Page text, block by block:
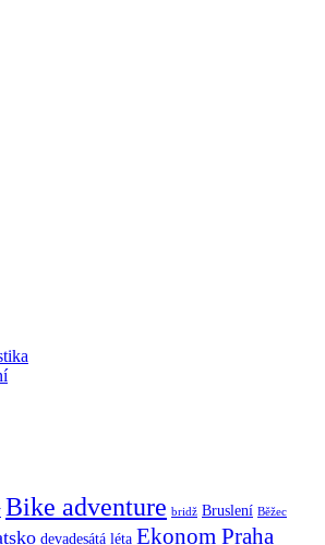
Bike adventure bridž Bruslení Běžec
devadesátá léta Ekonom Praha